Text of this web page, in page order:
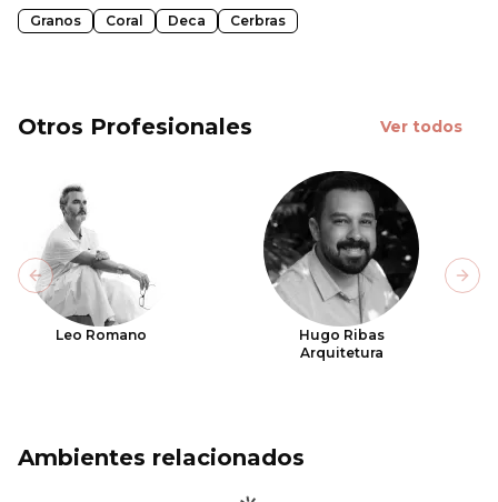
Granos Coral Deca Cerbras
Otros Profesionales Ver todos
Leo Romano
Hugo Ribas
Arquitetura
Previous slide
Ambientes relacionados